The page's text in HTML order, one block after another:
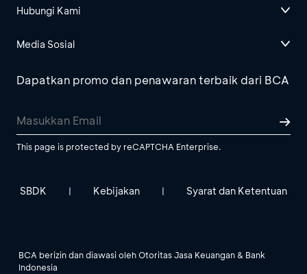
Hubungi Kami
Media Sosial
Dapatkan promo dan penawaran terbaik dari BCA
This page is protected by reCAPTCHA Enterprise.
SBDK | Kebijakan | Syarat dan Ketentuan
BCA berizin dan diawasi oleh Otoritas Jasa Keuangan & Bank
Indonesia